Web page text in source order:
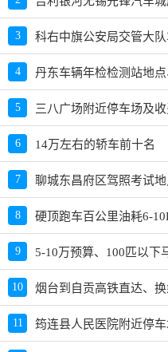
3
4 丹东车辆年检检测站地
5 三八广场附近停车场及
6 14万左右的轿车前十名
7
8
9
10 烟台到自贡高铁直达、
11 筠连县人民医院附近停